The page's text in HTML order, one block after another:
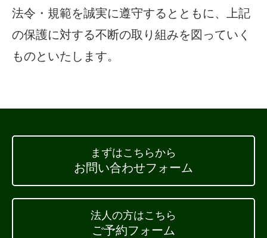
法令・規範を誠実に遵守するとともに、上記
の保護に対する不断の取り組みを図っていく
ものといたします。
まずはこちらから
お問い合わせフォーム
法人の方はこちら
ご予約フォーム